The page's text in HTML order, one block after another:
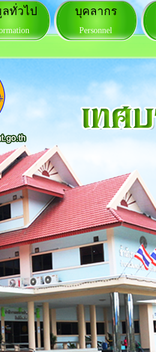
ทั่วไป บุคลากร
Personnel